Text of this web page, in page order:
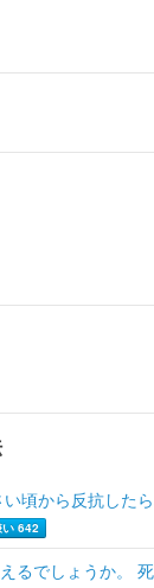
い頃から反抗した
い 642
るでしょうか。